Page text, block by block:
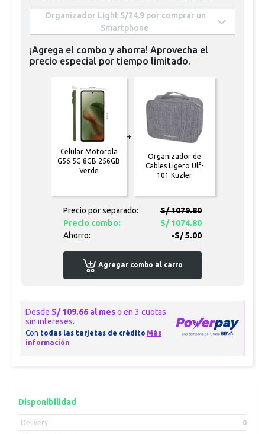
Disponibilidad
Delivery 0
Organizador Light S/24.9 por comprar un
¡Agrega el combo y ahorra! Aprovecha el
precio especial por tiempo limitado.
Celular Motorola
G56 5G 8GB 256GB
Verde
+
Organizador de
Cables Ligero Ulf-
101 Kuzler
Precio por separado:
S/ 1079.80
Precio combo:
S/ 1074.80
Ahorro:
-S/ 5.00
Agregar combo al carro